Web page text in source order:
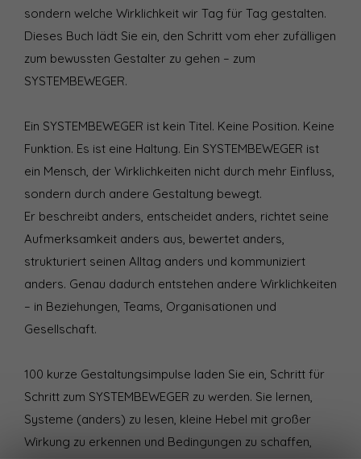
sondern welche Wirklichkeit wir Tag für Tag gestalten.
Dieses Buch lädt Sie ein, den Schritt vom eher zufälligen
zum bewussten Gestalter zu gehen – zum
SYSTEMBEWEGER.
Ein SYSTEMBEWEGER ist kein Titel. Keine Position. Keine
Funktion. Es ist eine Haltung. Ein SYSTEMBEWEGER ist
ein Mensch, der Wirklichkeiten nicht durch mehr Einfluss,
sondern durch andere Gestaltung bewegt.
Er beschreibt anders, entscheidet anders, richtet seine
Aufmerksamkeit anders aus, bewertet anders,
strukturiert seinen Alltag anders und kommuniziert
anders. Genau dadurch entstehen andere Wirklichkeiten
– in Beziehungen, Teams, Organisationen und
Gesellschaft.
100 kurze Gestaltungsimpulse laden Sie ein, Schritt für
Schritt zum SYSTEMBEWEGER zu werden. Sie lernen,
Systeme (anders) zu lesen, kleine Hebel mit großer
Wirkung zu erkennen und Bedingungen zu schaffen,